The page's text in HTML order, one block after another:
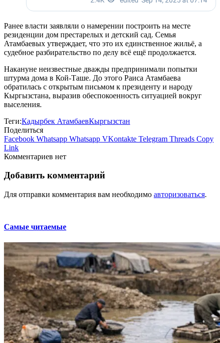
Ранее власти заявляли о намерении построить на месте
резиденции дом престарелых и детский сад. Семья
Атамбаевых утверждает, что это их единственное жильё, а
судебное разбирательство по делу всё ещё продолжается.
Накануне неизвестные дважды предпринимали попытки
штурма дома в Кой-Таше. До этого Раиса Атамбаева
обратилась с открытым письмом к президенту и народу
Кыргызстана, выразив обеспокоенность ситуацией вокруг
выселения.
Теги:Кадырбек АтамбаевКыргызстан
Поделиться
Facebook Whatsapp Whatsapp VKontakte Telegram Threads Copy
Link
Комментариев нет
Добавить комментарий
Для отправки комментария вам необходимо авторизоваться.
Самые читаемые